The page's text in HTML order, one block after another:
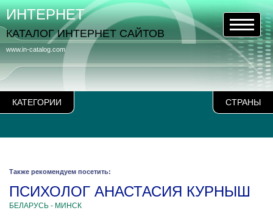
КАТЕГОРИИ СТРАНЫ
www.in-catalog.com
ИНТЕРНЕТ
КАТАЛОГ ИНТЕРНЕТ САЙТОВ
Также рекомендуем посетить:
ПСИХОЛОГ АНАСТАСИЯ КУРНЫШ
БЕЛАРУСЬ - МИНСК